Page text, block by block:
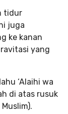
tidur
juga
ke kanan
yang
‘Alaihi wa
di atas rusuk